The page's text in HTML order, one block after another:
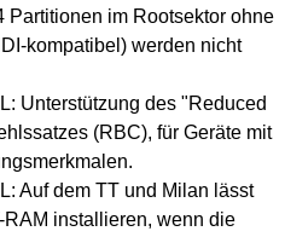
Partitionen im Rootsektor ohne
kompatibel) werden nicht
Unterstützung des "Reduced
(RBC), für Geräte mit
Auf dem TT und Milan lässt
installieren, wenn die